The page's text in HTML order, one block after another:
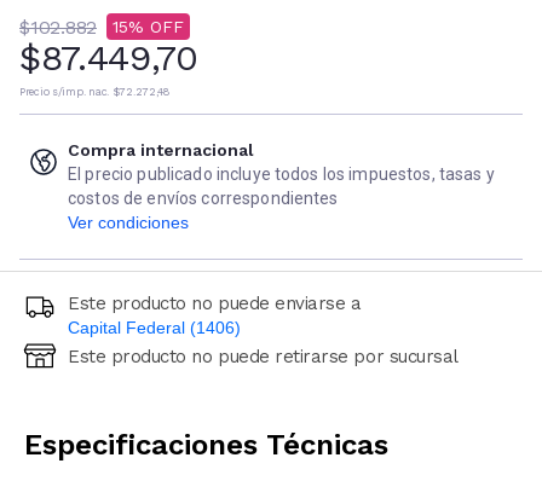
$102.882 15
$87.449,70
Precio s/imp. nac. $72.272,48
Compra internacional
El precio publicado incluye todos los impuestos, tasas y
costos de envíos correspondientes
Ver condiciones
Este producto no puede enviarse a
Capital Federal (1406)
Ingresá código postal (sólo números)
Este producto no puede retirarse por sucursal
Especificaciones Técnicas